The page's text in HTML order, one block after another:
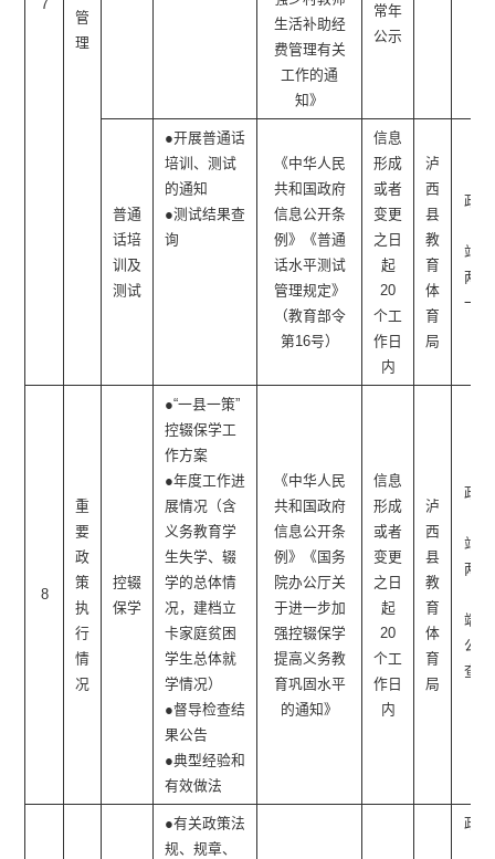
7
管
理
生活补助经
费管理有关
工作的通
知》
常年
公示
普通
话培
训及
测试
●开展普通话
培训、测试
的通知
●测试结果查
询
《中华人民
共和国政府
信息公开条
例》《普通
话水平测试
管理规定》
（教育部令
第16号）
信息
形成
或者
变更
之日
起
20
个工
作日
内
泸
西
县
教
育
体
育
局
政府
站、
两微
一端
8
重
要
政
策
执
行
情
况
控辍
保学
●“一县一策”
控辍保学工
作方案
●年度工作进
展情况（含
义务教育学
生失学、辍
学的总体情
况，建档立
卡家庭贫困
学生总体就
学情况）
●督导检查结
果公告
●典型经验和
有效做法
《中华人民
共和国政府
信息公开条
例》《国务
院办公厅关
于进一步加
强控辍保学
提高义务教
育巩固水平
的通知》
信息
形成
或者
变更
之日
起
20
个工
作日
内
泸
西
县
教
育
体
育
局
政府
站、
两微
端、
公开
查阅
●有关政策法
规、规章、
政府